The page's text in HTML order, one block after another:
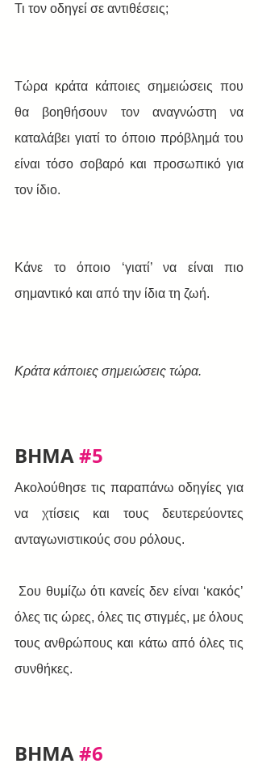
Τι τον οδηγεί σε αντιθέσεις;
Τώρα κράτα κάποιες σημειώσεις που
θα βοηθήσουν τον αναγνώστη να
καταλάβει γιατί το όποιο πρόβλημά του
είναι τόσο σοβαρό και προσωπικό για
τον ίδιο.
Κάνε το όποιο ‘γιατί’ να είναι πιο
σημαντικό και από την ίδια τη ζωή.
Κράτα κάποιες σημειώσεις τώρα.
BHMA #5
Ακολούθησε τις παραπάνω οδηγίες για
να χτίσεις και τους δευτερεύοντες
ανταγωνιστικούς σου ρόλους.
όλες τις ώρες, όλες τις στιγμές, με όλους
τους ανθρώπους και κάτω από όλες τις
συνθήκες.
BHMA #6